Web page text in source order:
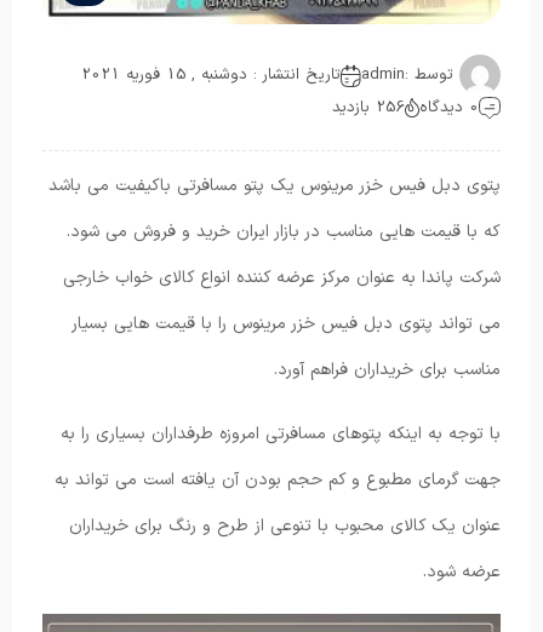
توسط :admin
تاریخ انتشار : دوشنبه , 15 فوریه 2021
0 دیدگاه
256 بازدید
پتوی دبل فیس خزر مرینوس یک پتو مسافرتی باکیفیت می باشد
که با قیمت هایی مناسب در بازار ایران خرید و فروش می شود.
شرکت پاندا به عنوان مرکز عرضه کننده انواع کالای خواب خارجی
می تواند پتوی دبل فیس خزر مرینوس را با قیمت هایی بسیار
مناسب برای خریداران فراهم آورد.
با توجه به اینکه پتوهای مسافرتی امروزه طرفداران بسیاری را به
جهت گرمای مطبوع و کم حجم بودن آن یافته است می تواند به
عنوان یک کالای محبوب با تنوعی از طرح و رنگ برای خریداران
عرضه شود.